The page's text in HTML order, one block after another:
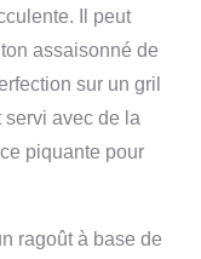
Il peut
assaisonné de
sur un gril
servi avec de la
piquante pour
ragoût à base de